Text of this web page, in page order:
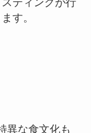
す。
異な食文化も